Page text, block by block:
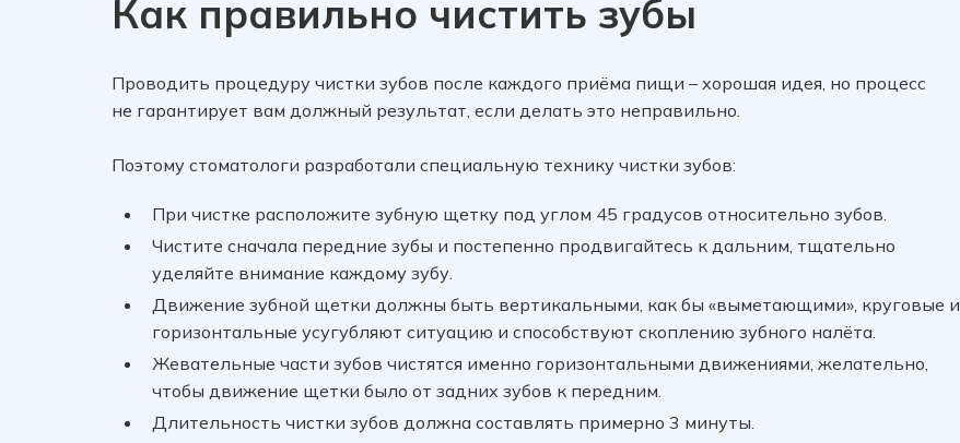
Как правильно чистить зубы
Проводить процедуру чистки зубов после каждого приёма пищи – хорошая идея, но процесс
не гарантирует вам должный результат, если делать это неправильно.
Поэтому стоматологи разработали специальную технику чистки зубов:
При чистке расположите зубную щетку под углом 45 градусов относительно зубов.
Чистите сначала передние зубы и постепенно продвигайтесь к дальним, тщательно
уделяйте внимание каждому зубу.
Движение зубной щетки должны быть вертикальными, как бы «выметающими», круговые и
горизонтальные усугубляют ситуацию и способствуют скоплению зубного налёта.
Жевательные части зубов чистятся именно горизонтальными движениями, желательно,
чтобы движение щетки было от задних зубов к передним.
Длительность чистки зубов должна составлять примерно 3 минуты.